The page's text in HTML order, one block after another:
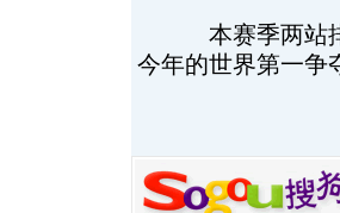
本赛季两站排
今年的世界第一争